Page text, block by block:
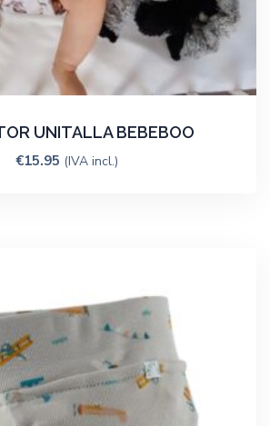
UNITALLA BEBEBOO
€15.95 (IVA incl.)